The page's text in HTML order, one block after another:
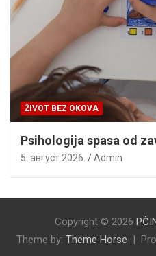
ŽIVOT BEZ OKOVA
Psihologija spasa od
5. август 2026. Admin
Copyright © 2026
Theme by: Theme Horse